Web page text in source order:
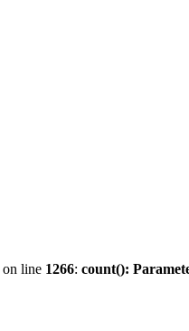
on line 1266: count():